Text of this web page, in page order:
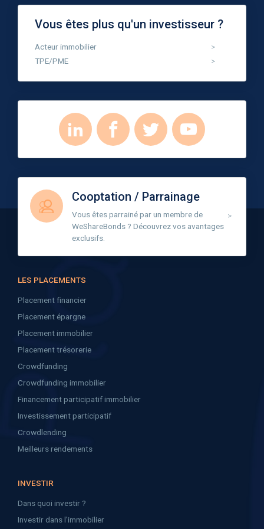
Vous êtes plus qu'un investisseur ?
Acteur immobilier
TPE/PME
Cooptation / Parrainage
Vous êtes parrainé par un membre de
WeShareBonds ? Découvrez vos avantages
exclusifs.
LES PLACEMENTS
Placement financier
Placement épargne
Placement immobilier
Placement trésorerie
Crowdfunding
Crowdfunding immobilier
Financement participatif immobilier
Investissement participatif
Crowdlending
Meilleurs rendements
INVESTIR
Dans quoi investir ?
Investir dans l'immobilier